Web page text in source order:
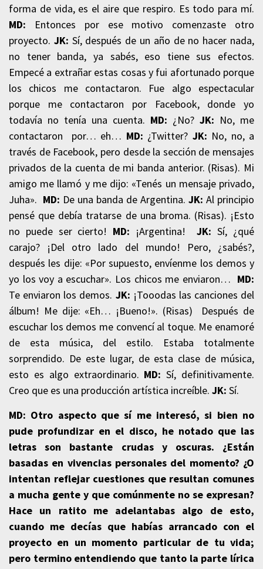
forma de vida, es el aire que respiro. Es todo para mí.
MD: Entonces por ese motivo comenzaste otro
proyecto. JK: Sí, después de un año de no hacer nada,
no tener banda, ya sabés, eso tiene sus efectos.
Empecé a extrañar estas cosas y fui afortunado porque
los chicos me contactaron. Fue algo espectacular
porque me contactaron por Facebook, donde yo
todavía no tenía una cuenta. MD: ¿No? JK: No, me
contactaron
por… eh… MD: ¿Twitter? JK: No, no, a
través de Facebook, pero desde la sección de mensajes
privados de la cuenta de mi banda anterior. (Risas). Mi
amigo me llamó y me dijo: «Tenés un mensaje privado,
Juha». MD: De una banda de Argentina. JK: Al principio
pensé que debía tratarse de una broma. (Risas). ¡Esto
no puede ser cierto! MD: ¡Argentina! JK:Sí, ¿qué
carajo? ¡Del otro lado del mundo! Pero, ¿sabés?,
después les dije: «Por supuesto, envíenme los demos y
yo los voy a escuchar». Los chicos me enviaron… MD:
Te enviaron los demos. JK: ¡Tooodas las canciones del
álbum! Me dije: «Eh… ¡Bueno!». (Risas) Después de
escuchar los demos me convencí al toque. Me enamoré
de esta música, del estilo. Estaba totalmente
sorprendido. De este lugar, de esta clase de música,
esto es algo extraordinario. MD:Sí, definitivamente.
Creo que es una producción artística increíble. JK: Sí.
MD: Otro aspecto que sí me interesó, si bien no
pude profundizar en el disco, he notado que las
letras son bastante crudas y oscuras. ¿Están
basadas en vivencias personales del momento? ¿O
intentan reflejar cuestiones que resultan comunes
a mucha gente y que comúnmente no se expresan?
Hace un ratito me adelantabas algo de esto,
cuando me decías que habías arrancado con el
proyecto en un momento particular de tu vida;
pero termino entendiendo que tanto la parte lírica